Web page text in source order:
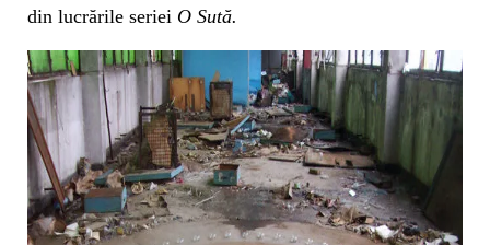
din lucrările seriei O Sută.